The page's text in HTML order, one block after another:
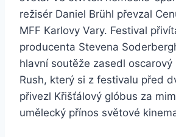
režisér Daniel Brühl převzal
MFF Karlovy Vary. Festival
producenta Stevena
hlavní soutěže zasedl
Rush, který si z festivalu před
přivezl Křišťálový glóbus za
umělecký přínos světové